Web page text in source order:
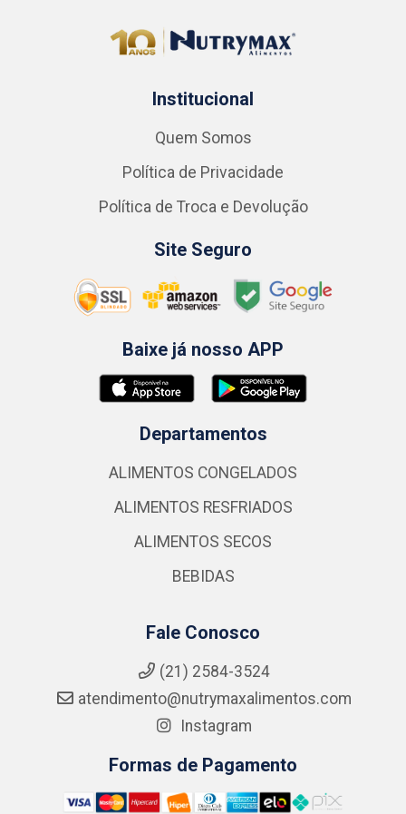
Institucional
Quem Somos
Política de Privacidade
Política de Troca e Devolução
Site Seguro
Baixe já nosso APP
Departamentos
ALIMENTOS CONGELADOS
ALIMENTOS RESFRIADOS
ALIMENTOS SECOS
BEBIDAS
Fale Conosco
(21) 2584-3524
atendimento@nutrymaxalimentos.com
Instagram
Formas de Pagamento